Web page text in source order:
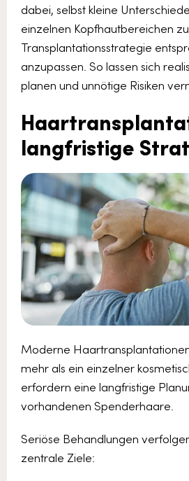
dabei, selbst kleine
einzelnen Kopfhautbereichen
Transplantationsstrategie
anzupassen. So lassen sich
planen und unnötige Risiken
langfristige
Moderne
mehr als ein einzelner
erfordern eine langfristige
vorhandenen Spenderhaare.
Seriöse Behandlungen
zentrale Ziele: